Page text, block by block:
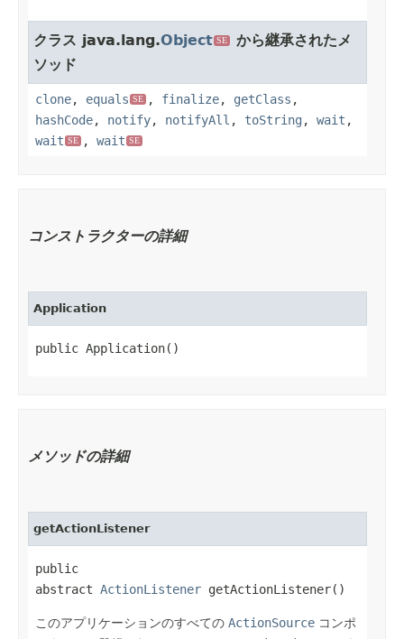
クラス java.lang.Object SE
から継承されたメ
ソッド
clone, equals SE , finalize, getClass ,
hashCode, notify, notifyAll , toString , wait ,
wait SE , wait SE
コンストラクターの詳細
Application
public Application()
メソッドの詳細
getActionListener
public
abstract ActionListener getActionListener()
このアプリケーションのすべての ActionSource コンポ